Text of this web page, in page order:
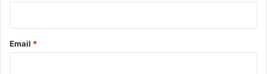
Email *